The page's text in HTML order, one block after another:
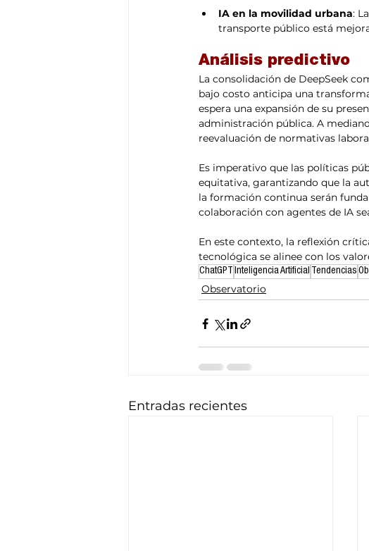
IA en la movilidad urbana:
transporte público está
Análisis predictivo
La consolidación de DeepSeek
bajo costo anticipa una
espera una expansión de su
administración pública. A
reevaluación de normativas
Es imperativo que las políticas
equitativa, garantizando que la
la formación continua serán
colaboración con agentes de IA
En este contexto, la reflexión
tecnológica se alinee con los
ChatGPT Inteligencia Artificial Tendencias
Observatorio
Entradas recientes